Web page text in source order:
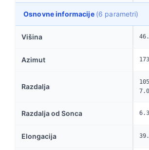
Osnovne informacije (6 parametri)
Višina
Azimut
Razdalja
Razdalja od Sonca
Elongacija